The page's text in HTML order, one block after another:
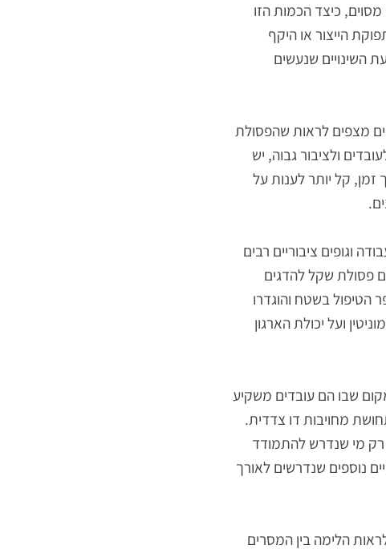
את עצמם ברצינות
הייצור או היקף
שנעשים
ולציבור גבוה, יש
קל יותר לענות על
בשטח והוגדרו
ועל יכולת הארגון
מחויבות דו צדדית.